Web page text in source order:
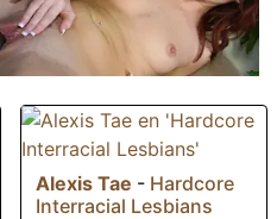
Alexis Tae - Hardcore
Interracial Lesbians